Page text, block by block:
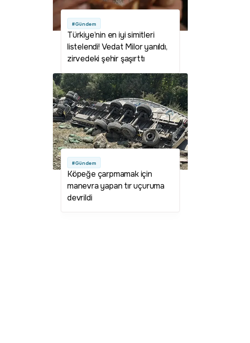
#Gündem
Türkiye’nin en iyi simitleri
listelendi! Vedat Milor yanıldı,
zirvedeki şehir şaşırttı
#Gündem
Köpeğe çarpmamak için
manevra yapan tır uçuruma
devrildi